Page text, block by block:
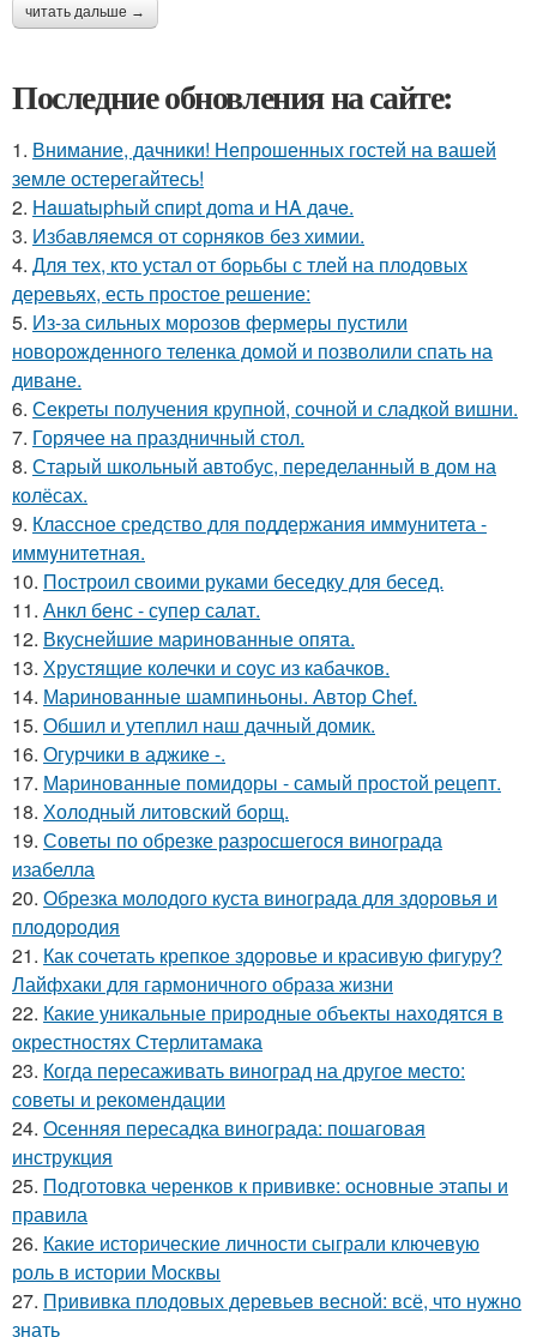
читать дальше →
Последние обновления на сайте:
1. Внимание, дачники! Непрошенных гостей на вашей
земле остерегайтесь!
2. Haшatыphый cпиpt дoma и HA дaчe.
3. Избавляемся от сорняков без химии.
4. Для тех, кто устал от борьбы с тлей на плодовых
деревьях, есть простое решение:
5. Из-за сильных морозов фермеры пустили
новорожденного теленка домой и позволили спать на
диване.
6. Секреты получения крупной, сочной и сладкой вишни.
7. Горячее на праздничный стол.
8. Старый школьный автобус, переделанный в дом на
колёсах.
9. Классное средство для поддержания иммунитета -
иммyнитeтнaя.
10. Построил своими руками беседку для бесед.
11. Анкл бенс - супер салат.
12. Вкуснейшие маринованные опята.
13. Хрустящие колечки и соус из кабачков.
14. Маринованные шампиньоны. Автор Chef.
15. Обшил и утеплил наш дачный домик.
16. Огурчики в аджике -.
17. Маринованные помидоры - самый простой рецепт.
18. Холодный литовский борщ.
19. Советы по обрезке разросшегося винограда
изабелла
20. Обрезка молодого куста винограда для здоровья и
плодородия
21. Как сочетать крепкое здоровье и красивую фигуру?
Лайфхаки для гармоничного образа жизни
22. Какие уникальные природные объекты находятся в
окрестностях Стерлитамака
23. Когда пересаживать виноград на другое место:
советы и рекомендации
24. Осенняя пересадка винограда: пошаговая
инструкция
25. Подготовка черенков к прививке: основные этапы и
правила
26. Какие исторические личности сыграли ключевую
роль в истории Москвы
27. Прививка плодовых деревьев весной: всё, что нужно
знать